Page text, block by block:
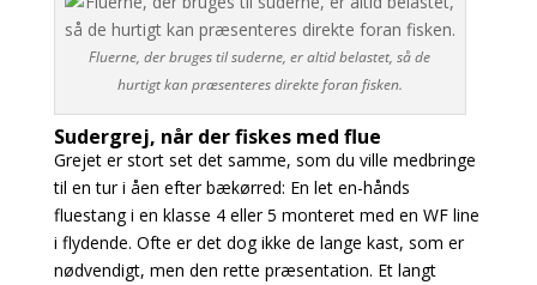
Fluerne, der bruges til suderne, er altid belastet, så de
hurtigt kan præsenteres direkte foran fisken.
Sudergrej, når der fiskes med flue
Grejet er stort set det samme, som du ville medbringe
til en tur i åen efter bækørred: En let en-hånds
fluestang i en klasse 4 eller 5 monteret med en WF line
i flydende. Ofte er det dog ikke de lange kast, som er
nødvendigt, men den rette præsentation. Et langt